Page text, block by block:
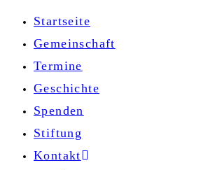
Startseite
Gemeinschaft
Termine
Geschichte
Spenden
Stiftung
Kontakt